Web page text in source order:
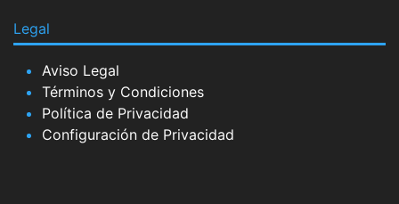
Legal
Aviso Legal
Términos y Condiciones
Política de Privacidad
Configuración de Privacidad